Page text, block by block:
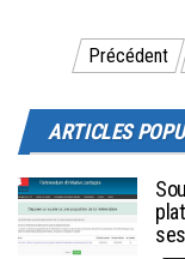
Précédent
ARTICLES